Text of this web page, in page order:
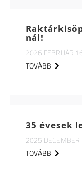
nál!
2026 FEBRUÁR
TOVÁBB
35 évesek
2025 DECEMBER
TOVÁBB